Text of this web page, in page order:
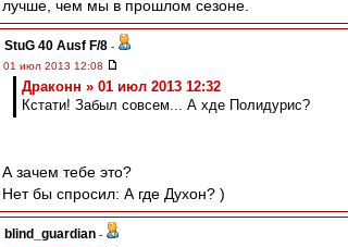
лучше, чем мы в прошлом сезоне.
StuG 40 Ausf F/8 -
01 июл 2013 12:08
Драконн » 01 июл 2013 12:32
Кстати! Забыл совсем... А хде Полидурис?
А зачем тебе это?
Нет бы спросил: А где Духон? )
blind_guardian -